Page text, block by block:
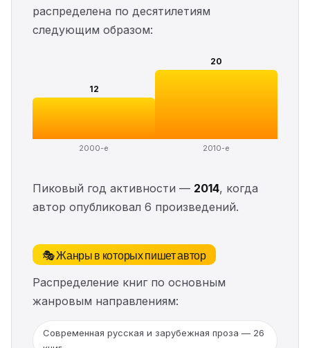
распределена по десятилетиям
следующим образом:
12
2000-е
20
2010-е
Пиковый год активности — 2014, когда
автор опубликовал 6 произведений.
🎭 Жанры в которых пишет автор
Распределение книг по основным
жанровым направлениям:
Современная русская и зарубежная проза — 26